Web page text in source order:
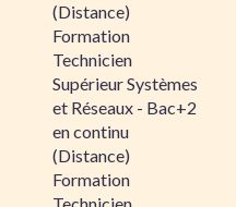
(Distance)
Formation
Technicien
Supérieur Systèmes
et Réseaux - Bac+2
en continu
(Distance)
Formation